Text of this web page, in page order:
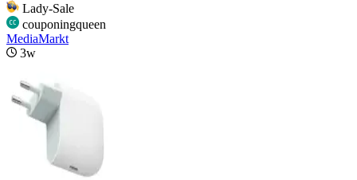
Lady-Sale
couponingqueen
MediaMarkt
3w